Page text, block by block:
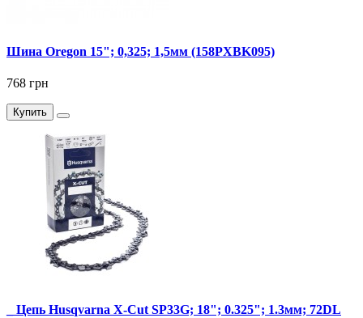
Шина Oregon 15"; 0,325; 1,5мм (158PXBK095)
768 грн
Купить
_ Цепь Husqvarna X-Cut SP33G; 18"; 0.325"; 1.3мм; 72DL